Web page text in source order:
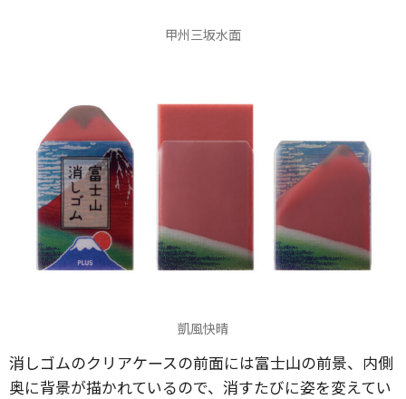
甲州三坂水面
凱風快晴
消しゴムのクリアケースの前面には富士山の前景、内側
奥に背景が描かれているので、消すたびに姿を変えてい